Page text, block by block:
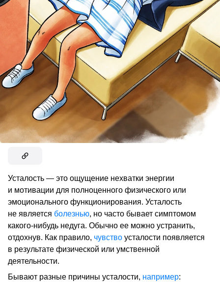
Усталость — это ощущение нехватки энергии
и мотивации для полноценного физического или
эмоционального функционирования. Усталость
не является болезнью, но часто бывает симптомом
какого-нибудь недуга. Обычно ее можно устранить,
отдохнув. Как правило, чувство усталости появляется
в результате физической или умственной
деятельности.
Бывают разные причины усталости, например: